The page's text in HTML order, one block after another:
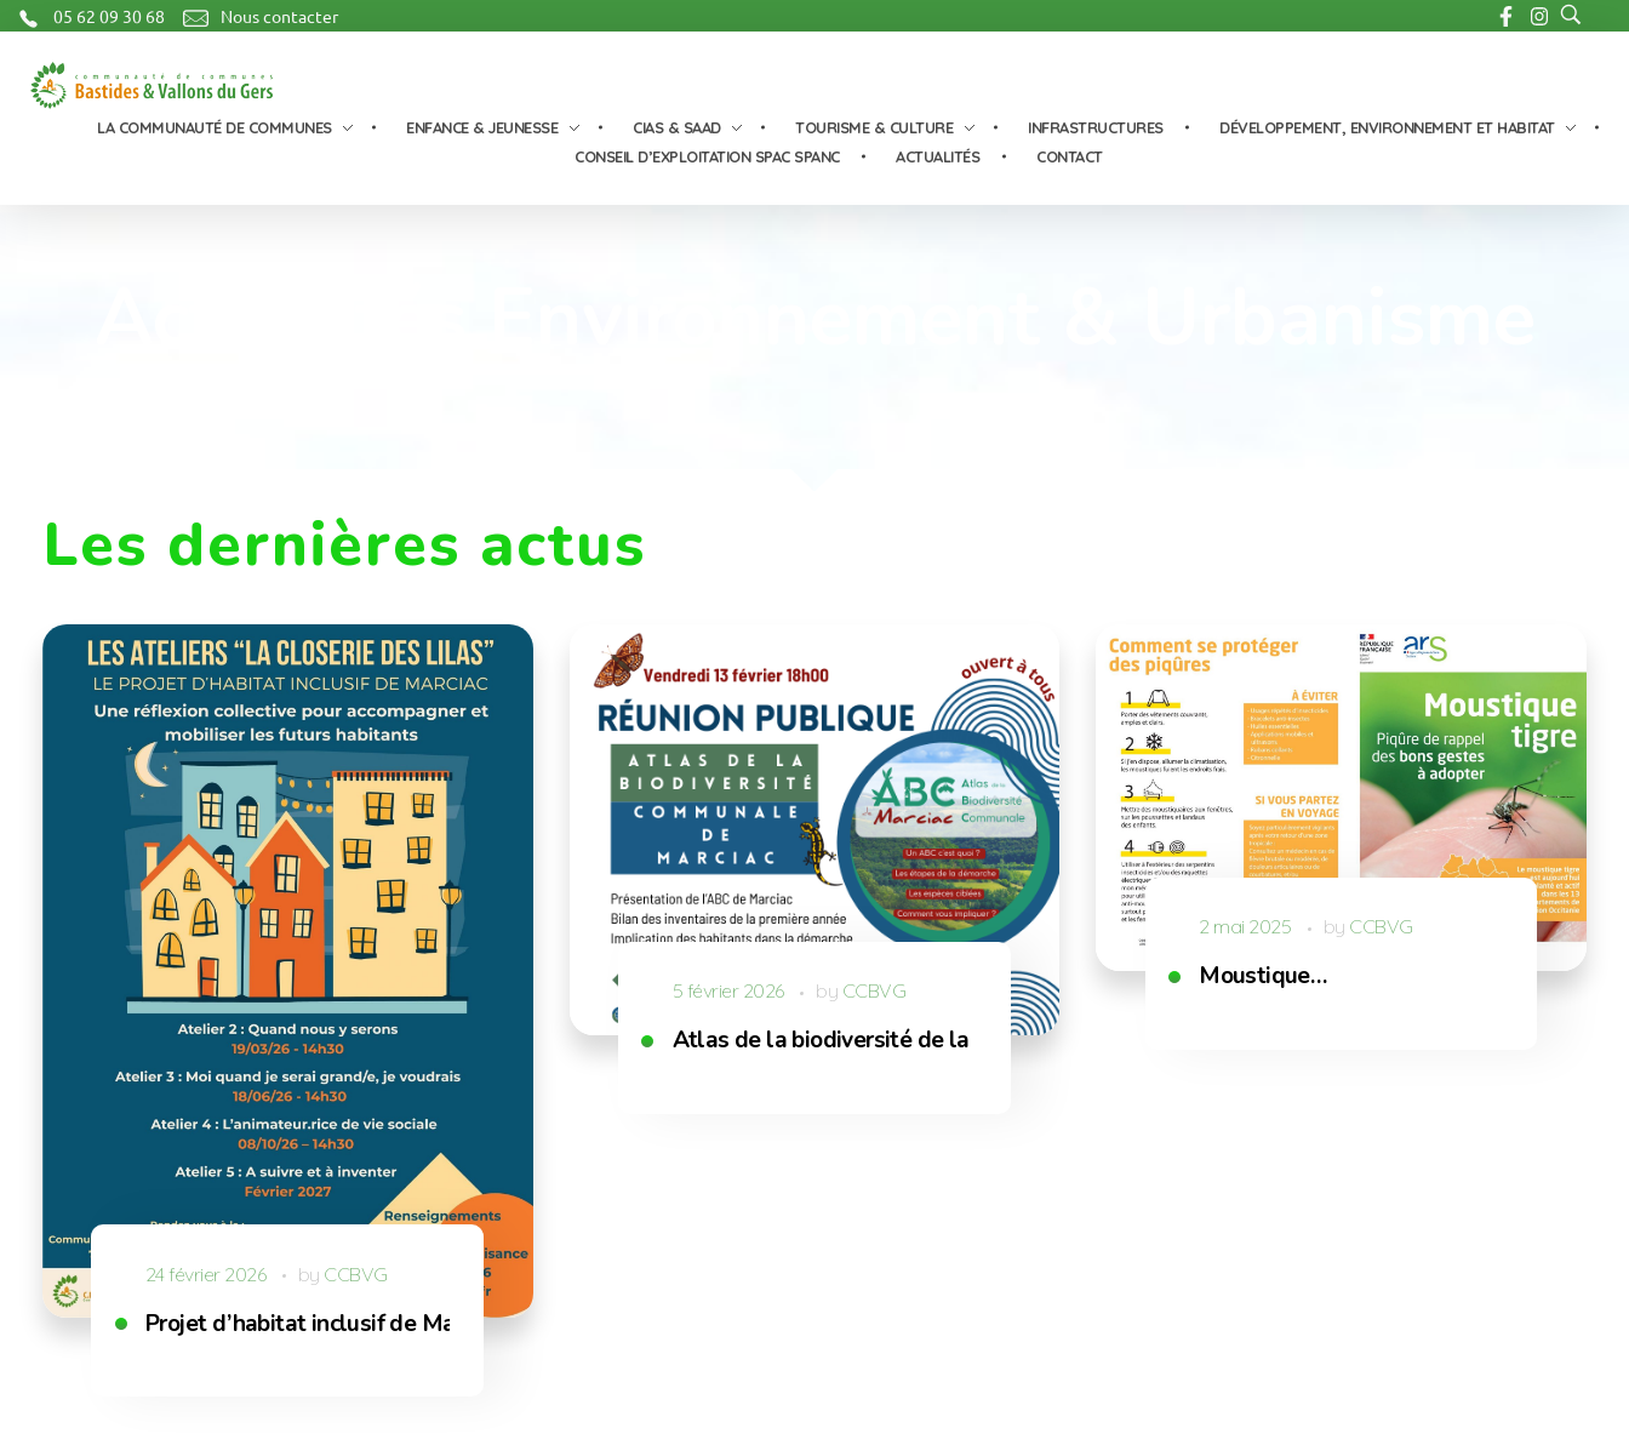
05 62 09 30 68 Nous contacter
LA COMMUNAUTÉ DE COMMUNES ENFANCE & JEUNESSE CIAS & SAAD TOURISME & CULTURE INFRASTRUCTURES
DÉVELOPPEMENT, ENVIRONNEMENT ET HABITAT
CONSEIL D’EXPLOITATION SPAC SPANC
ACTUALITÉS CONTACT
Les dernières actus
24 février 2026 by CCBVG
Projet d’habitat inclusif de Marciac : dates des prochains…
5 février 2026 by CCBVG
Atlas de la biodiversité de la commune de Marciac : réunion publique le 13 février…
2 mai 2025 by CCBVG
Moustique…